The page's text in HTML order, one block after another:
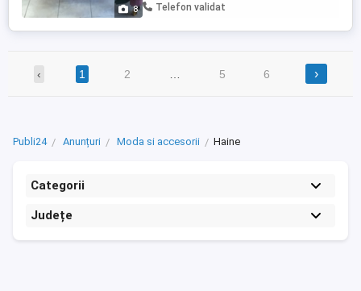
8 Telefon validat
‹ 1 2 5 6 ›
Publi24 Anunțuri Moda si accesorii Haine
Categorii
Județe